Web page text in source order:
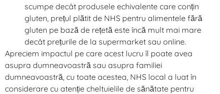
scumpe decât produsele echivalente care conțin
gluten, prețul plătit de NHS pentru alimentele fără
gluten pe bază de rețetă este încă mult mai mare
decât prețurile de la supermarket sau online.
Apreciem impactul pe care acest lucru îl poate avea
asupra dumneavoastră sau asupra familiei
dumneavoastră, cu toate acestea, NHS local a luat în
considerare cu atenție cheltuielile de sănătate pentru